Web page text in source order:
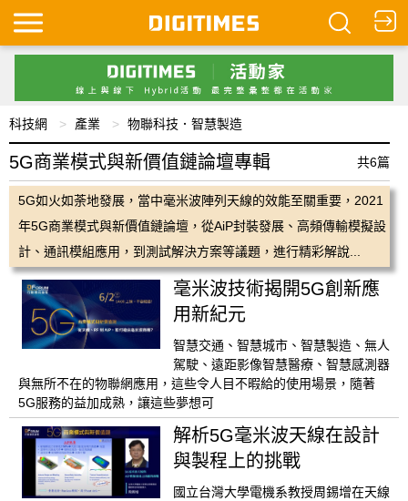
科技網 產業 物聯科技．智慧製造
5G商業模式與新價值鏈論壇專輯 共6篇
5G如火如荼地發展，當中毫米波陣列天線的效能至關重要，2021
年5G商業模式與新價值鏈論壇，從AiP封裝發展、高頻傳輸模擬設
計、通訊模組應用，到測試解決方案等議題，進行精彩解說...
毫米波技術揭開5G創新應
用新紀元
智慧交通、智慧城市、智慧製造、無人
駕駛、遠距影像智慧醫療、智慧感測器
與無所不在的物聯網應用，這些令人目不暇給的使用場景，隨著
5G服務的益加成熟，讓這些夢想可
解析5G毫米波天線在設計
與製程上的挑戰
國立台灣大學電機系教授周錫增在天線